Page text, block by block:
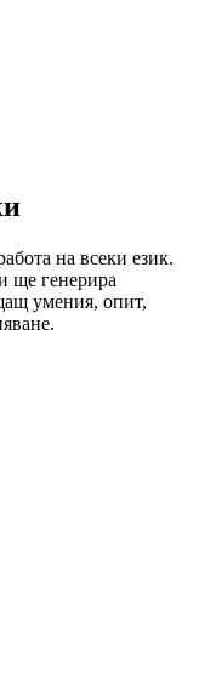
на всеки език.
ще генерира
умения, опит,